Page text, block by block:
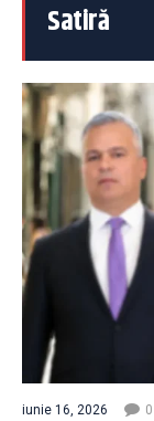
Satiră
iunie 16, 2026